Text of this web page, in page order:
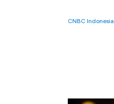
CNBC Indonesia